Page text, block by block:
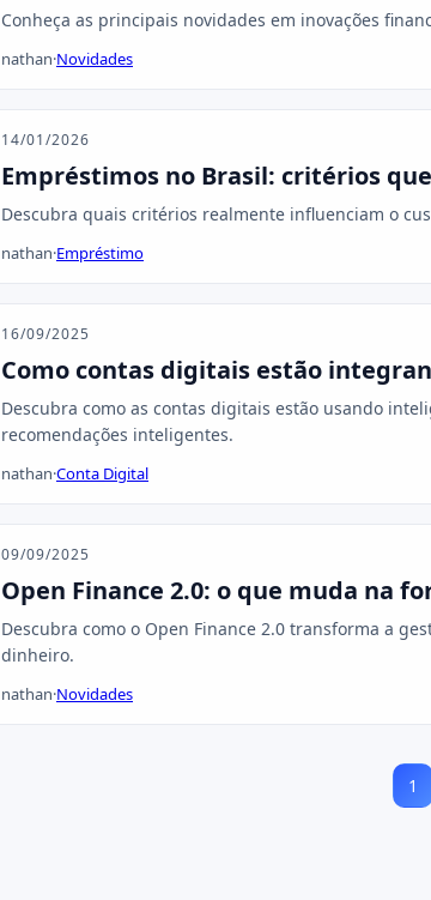
Conheça as principais novidades em inovações
nathan·Novidades
14/01/2026
Empréstimos no Brasil: critérios
Descubra quais critérios realmente influenciam o
nathan·Empréstimo
16/09/2025
Como contas digitais estão
Descubra como as contas digitais estão usando
recomendações inteligentes.
nathan·Conta Digital
09/09/2025
Open Finance 2.0: o que muda na
Descubra como o Open Finance 2.0 transforma a
dinheiro.
nathan·Novidades
1